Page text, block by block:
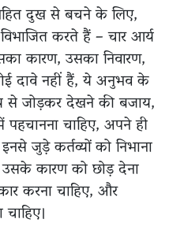
दुख से बचने के लिए,
करते हैं – चार आर्य
कारण, उसका निवारण,
दावे नहीं हैं, ये अनुभव के
से जोड़कर देखने की बजाय,
चाहिए, अपने ही
जुड़े कर्तव्यों को निभाना
कारण को छोड़ देना
करना चाहिए, और